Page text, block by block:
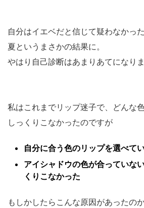
自分はイエベだと信じて疑わなかっ
夏というまさかの結果に。
やはり自己診断はあまりあてになりま
私はこれまでリップ迷子で、どんな
しっくりこなかったのですが
自分に合う色のリップを選べて
アイシャドウの色が合っていな
くりこなかった
もしかしたらこんな原因があったの